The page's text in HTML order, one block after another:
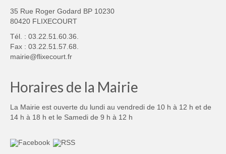
35 Rue Roger Godard BP 10230
80420 FLIXECOURT
Tél. : 03.22.51.60.36.
Fax : 03.22.51.57.68.
mairie@flixecourt.fr
Horaires de la Mairie
La Mairie est ouverte du lundi au vendredi de 10 h à 12 h et de
14 h à 18 h et le Samedi de 9 h à 12 h